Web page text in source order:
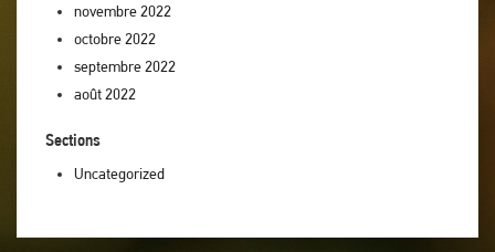
novembre 2022
octobre 2022
septembre 2022
août 2022
Sections
Uncategorized